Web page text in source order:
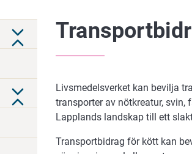
Livsmedelsverket kan bevilja
transporter av nötkreatur,
Lapplands landskap till ett
Transportbidrag för kött kan